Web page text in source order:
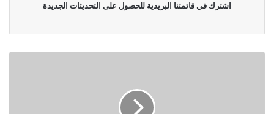
اشترك في قائمتنا البريدية للحصول على التحديثات الجديدة